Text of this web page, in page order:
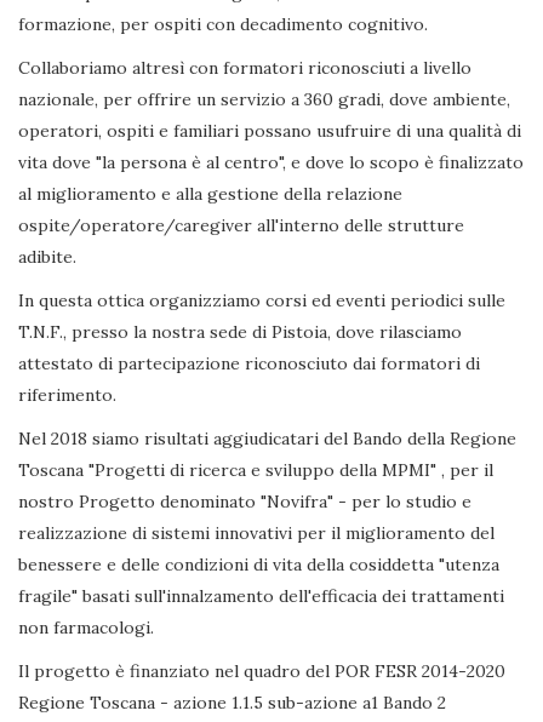
formazione, per ospiti con decadimento cognitivo.
Collaboriamo altresì con formatori riconosciuti a livello
nazionale, per offrire un servizio a 360 gradi, dove ambiente,
operatori, ospiti e familiari possano usufruire di una qualità di
vita dove "la persona è al centro", e dove lo scopo è finalizzato
al miglioramento e alla gestione della relazione
ospite/operatore/caregiver all'interno delle strutture
adibite.
In questa ottica organizziamo corsi ed eventi periodici sulle
T.N.F., presso la nostra sede di Pistoia, dove rilasciamo
attestato di partecipazione riconosciuto dai formatori di
riferimento.
Nel 2018 siamo risultati aggiudicatari del Bando della Regione
Toscana "Progetti di ricerca e sviluppo della MPMI" , per il
nostro Progetto denominato "Novifra" - per lo studio e
realizzazione di sistemi innovativi per il miglioramento del
benessere e delle condizioni di vita della cosiddetta "utenza
fragile" basati sull'innalzamento dell'efficacia dei trattamenti
non farmacologi.
Il progetto è finanziato nel quadro del POR FESR 2014-2020
Regione Toscana - azione 1.1.5 sub-azione a1 Bando 2